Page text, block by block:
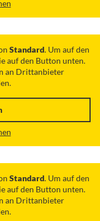
Standard. Um auf den
auf den Button unten.
an Drittanbieter
Standard. Um auf den
auf den Button unten.
an Drittanbieter